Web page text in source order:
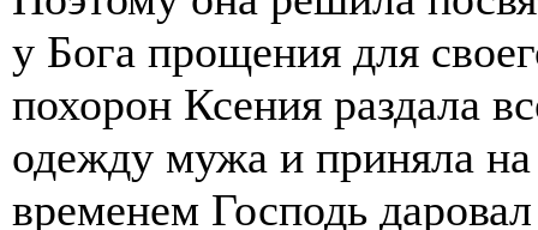
у Бога прощения для
похорон Ксения раздала
одежду мужа и приняла
временем Господь